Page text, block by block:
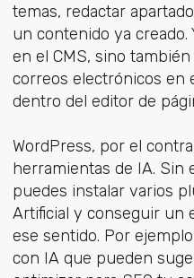
temas, redactar
un contenido ya
en el CMS, sino
correos electrónicos en
dentro del editor de
WordPress, por el
herramientas de IA. Sin
puedes instalar varios
Artificial y conseguir un
ese sentido. Por
con IA que pueden